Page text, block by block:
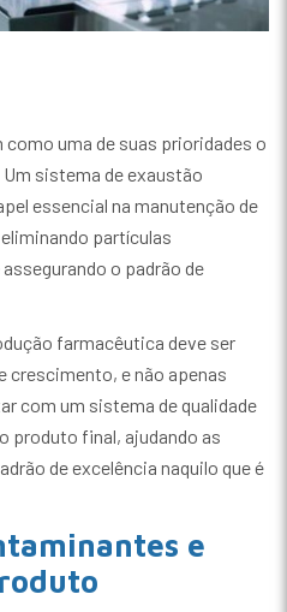
uma de suas prioridades o
. Um sistema de exaustão
essencial na manutenção de
partículas
o padrão de
farmacêutica deve ser
e não apenas
com um sistema de qualidade
produto final, ajudando as
de excelência naquilo que é
e